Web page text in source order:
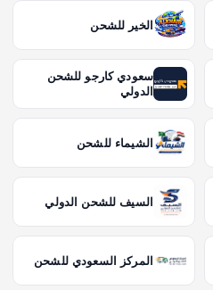
الخير للشحن
سعودي كارجو للشحن
الدولي
الشيماء للشحن
السيف للشحن الدولي
المركز السعودي للشحن